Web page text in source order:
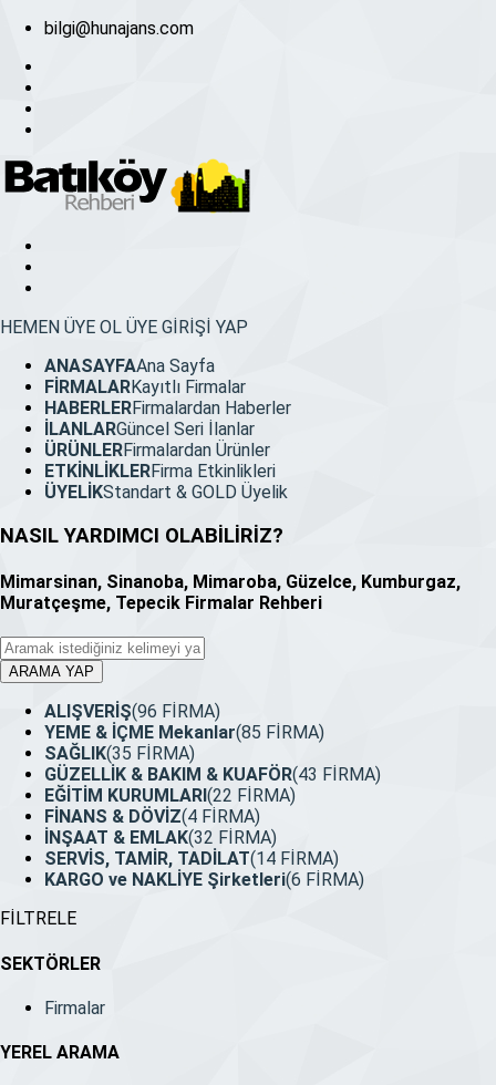
bilgi@hunajans.com
HEMEN ÜYE OL ÜYE GİRİŞİ YAP
ANASAYFAAna Sayfa
FİRMALARKayıtlı Firmalar
HABERLERFirmalardan Haberler
İLANLARGüncel Seri İlanlar
ÜRÜNLERFirmalardan Ürünler
ETKİNLİKLERFirma Etkinlikleri
ÜYELİKStandart & GOLD Üyelik
NASIL YARDIMCI OLABİLİRİZ?
Mimarsinan, Sinanoba, Mimaroba, Güzelce, Kumburgaz,
Muratçeşme, Tepecik Firmalar Rehberi
ARAMA YAP
ALIŞVERİŞ(96 FİRMA)
YEME & İÇME Mekanlar(85 FİRMA)
SAĞLIK(35 FİRMA)
GÜZELLİK & BAKIM & KUAFÖR(43 FİRMA)
EĞİTİM KURUMLARI (22 FİRMA)
FİNANS & DÖVİZ(4 FİRMA)
İNŞAAT & EMLAK(32 FİRMA)
SERVİS, TAMİR, TADİLAT(14 FİRMA)
KARGO ve NAKLİYE Şirketleri(6 FİRMA)
FİLTRELE
SEKTÖRLER
Firmalar
YEREL ARAMA